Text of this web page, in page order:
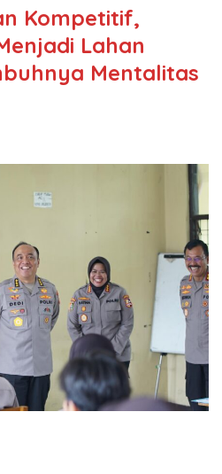
Kompetitif,
Lahan
Mentalitas